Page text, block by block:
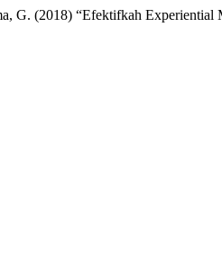
G. (2018) “Efektifkah Experiential